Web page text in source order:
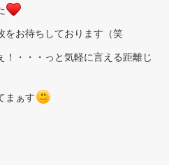
をお待ちしております（笑
・・・っと気軽に言える距離じ
まぁす